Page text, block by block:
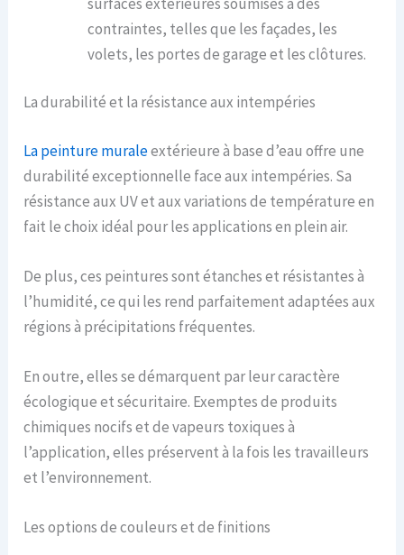
contraintes, telles que les façades, les
volets, les portes de garage et les clôtures.
La durabilité et la résistance aux intempéries
La peinturemuraleextérieure à base d’eau offre une
durabilité exceptionnelle face aux intempéries. Sa
résistance aux UV et aux variations de température en
fait le choix idéal pour les applications en plein air.
De plus, ces peintures sont étanches et résistantes à
l’humidité, ce qui les rend parfaitement adaptées aux
régions à précipitations fréquentes.
En outre, elles se démarquent par leur caractère
écologique et sécuritaire. Exemptes de produits
chimiques nocifs et de vapeurs toxiques à
l’application, elles préservent à la fois les travailleurs
et l’environnement.
Les options de couleurs et de finitions